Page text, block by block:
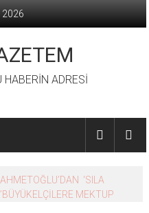
2026
HABERİN ADRESİ
‘SILA
MEKTUP